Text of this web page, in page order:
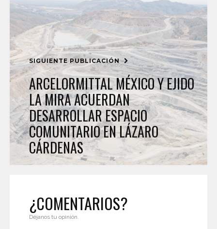
SIGUIENTE PUBLICACIÓN
ARCELORMITTAL MÉXICO Y EJIDO
LA MIRA ACUERDAN
DESARROLLAR ESPACIO
COMUNITARIO EN LÁZARO
CÁRDENAS
¿COMENTARIOS?
Déjanos tu opinión.